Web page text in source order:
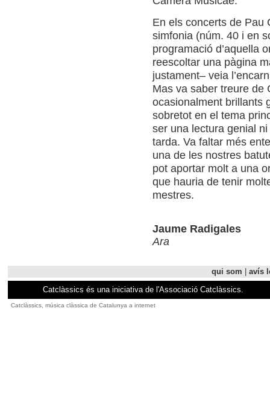
En els concerts de Pau
simfonia (núm. 40 i en
programació d’aquella
reescoltar una pàgina
justament– veia
Mas va saber treure de
ocasionalment brillants
sobretot en el tema
ser una lectura genial
tarda. Va faltar més
una de les nostres
pot aportar molt a una
que hauria de tenir
mestres.
Jaume Radigales
Ara
qui som
avís
Catclàssics és una iniciativa de l'Associació Catclàssics.
Catclàssics, música clàssica de Catalunya a internet